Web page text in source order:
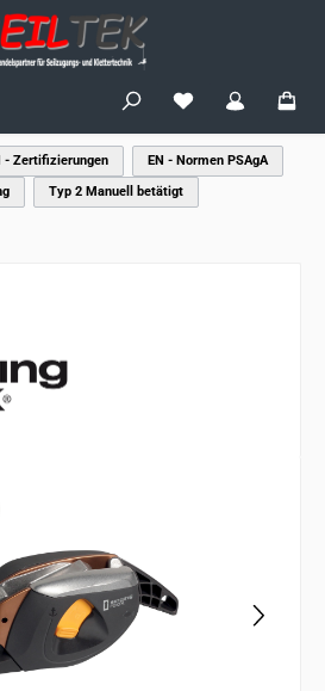
Du hast 0
- Zertifizierungen
EN - Normen PSAgA
Typ 2 Manuell betätigt